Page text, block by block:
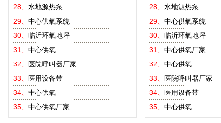
28、 水地源热泵
29、 中心供氧系统
30、 临沂环氧地坪
31、 中心供氧
32、
医院呼叫器厂家
33、
医用设备带
34、 中心供氧
35、 中心供氧厂家
28、 水地源热泵
29、 中心供氧系统
30、 临沂环氧地坪
31、 中心供氧厂家
32、 中心供氧
33、
医院呼叫器厂家
34、
医用设备带
35、 中心供氧